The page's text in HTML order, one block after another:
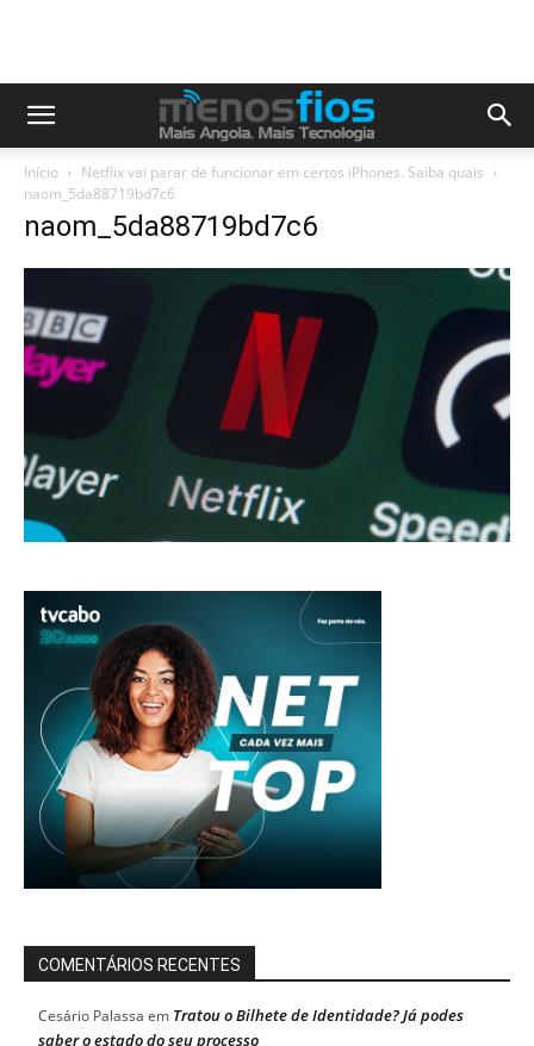
Início
Netflix vai parar de funcionar em certos iPhones. Saiba quais
naom_5da88719bd7c6
naom_5da88719bd7c6
COMENTÁRIOS RECENTES
Cesário Palassa em Tratou o Bilhete de Identidade? Já podes
saber o estado do seu processo